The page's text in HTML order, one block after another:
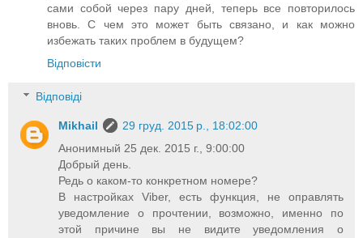
сами собой через пару дней, теперь все повторилось
вновь. С чем это может быть связано, и как можно
избежать таких проблем в будущем?
Відповісти
Відповіді
Mikhail
29 груд. 2015 р., 18:02:00
Анонимный 25 дек. 2015 г., 9:00:00
Добрый день.
Редь о каком-то конкретном номере?
В настройках Viber, есть функция, не оправлять
уведомление о прочтении, возможно, именно по
этой причине вы не видите уведомления о